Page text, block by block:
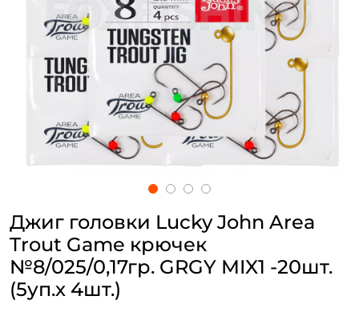
Джиг головки Lucky John Area
Trout Game крючек
№8/025/0,17гр. GRGY MIX1 -20шт.
(5уп.х 4шт.)